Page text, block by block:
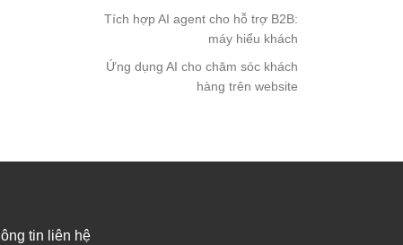
Tích hợp AI agent cho hỗ trợ B2B:
máy hiểu khách
Ứng dụng AI cho chăm sóc khách
hàng trên website
tin liên hệ